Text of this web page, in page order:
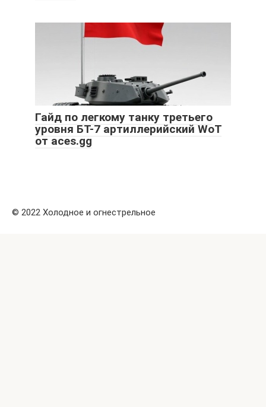
Гайд по легкому танку третьего
уровня БТ-7 артиллерийский WoT
от aces.gg
© 2022 Холодное и огнестрельное